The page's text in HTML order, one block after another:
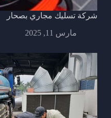
شركة تسليك مجاري بصحار
مارس 11, 2025